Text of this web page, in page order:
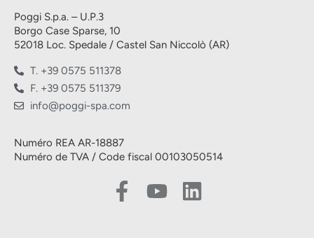
Poggi S.p.a. – U.P.3
Borgo Case Sparse, 10
52018 Loc. Spedale / Castel San Niccolò (AR)
T. +39 0575 511378
F. +39 0575 511379
info@poggi-spa.com
Numéro REA AR-18887
Numéro de TVA / Code fiscal 00103050514